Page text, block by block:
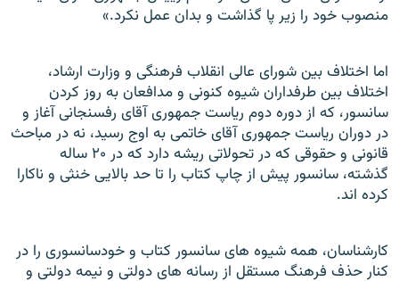
منصوب خود را زير پا گذاشت و بدان عمل نکرد.»
اما اختلاف بين شورای عالی انقلاب فرهنگی و وزارت ارشاد،
اختلاف بين طرفداران شيوه کنونی و مدافعان به روز کردن
سانسور، که از دوره دوم رياست جمهوری آقای رفسنجانی آغاز و
در دوران رياست جمهوری آقای خاتمی به اوج رسيد، نه در مباحث
قانونی و حقوقی که در تحولاتی ريشه دارد که در ۲۰ ساله
گذشته، سانسور پيش از چاپ کتاب را تا حد بالایی خنثی و ناکارا
کرده اند.
کارشناسان، همه شيوه های سانسور کتاب و خودسانسوری را در
کنار حذف فرهنگ مستقل از رسانه های دولتی و نيمه دولتی و